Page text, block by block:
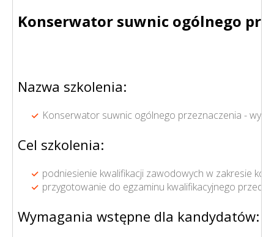
Konserwator suwnic ogólnego
Nazwa szkolenia:
Konserwator suwnic ogólnego przeznaczenia -
Cel szkolenia:
podniesienie kwalifikacji zawodowych w zakresie
przygotowanie do egzaminu kwalifikacyjnego przed
Wymagania wstępne dla kandydatów: